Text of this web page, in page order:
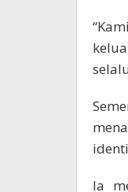
Ia